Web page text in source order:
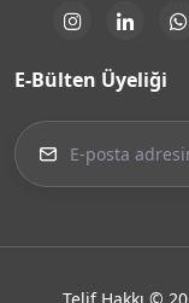
E-Bülten Üyeliği